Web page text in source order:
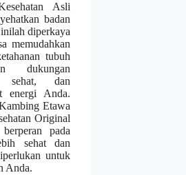
Asli
badan
diperkaya
memudahkan
tubuh
dukungan
sehat, dan
energi Anda.
Etawa
Original
pada
sehat dan
untuk
Anda.